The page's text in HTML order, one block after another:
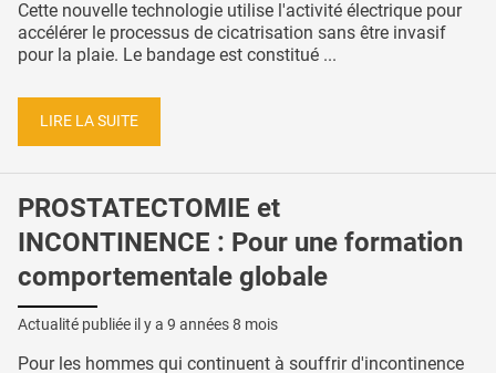
Cette nouvelle technologie utilise l'activité électrique pour
accélérer le processus de cicatrisation sans être invasif
pour la plaie. Le bandage est constitué ...
LIRE LA SUITE
PROSTATECTOMIE et
INCONTINENCE : Pour une formation
comportementale globale
Actualité publiée il y a 9 années 8 mois
Pour les hommes qui continuent à souffrir d'incontinence